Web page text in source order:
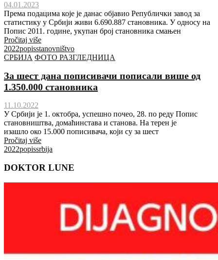
04.01.2023
Према подацима које је данас објавио Републички завод за
статистику у Србији живи 6.690.887 становника. У односу на
Попис 2011. године, укупан број становника смањен
Pročitaj više
2022popisstanovništvo
СРБИЈА ФОТО РАЗГЛЕДНИЦА
За шест дана пописивачи пописали више од
1.350.000 становника
11.10.2022
У Србији је 1. октобра, успешно почео, 28. по реду Попис
становништва, домаћинстава и станова. На терен је
изашло око 15.000 пописивача, који су за шест
Pročitaj više
2022popissrbija
DOKTOR LUNE